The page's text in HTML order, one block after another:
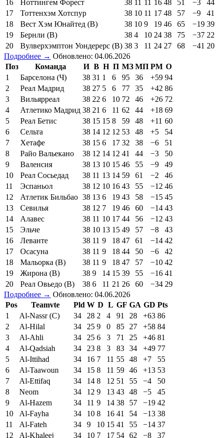
16
Ноттингем Форест 38 11 11 16 48 51 −3
44
17
Тоттенхэм Хотспур 38 10 11 17 48 57 −9
41
18
Вест Хэм Юнайтед (В) 38 10 9 19 46 65 −19 39
19
Бернли (В) 38 4 10 24 38 75 −37 22
20
Вулверхэмптон Уондерерс (В) 38 3 11 24 27 68 −41 20
Подробнее → Обновлено: 04.06.2026
Поз
Команда И В Н П МЗ МП РМ О
1
Барселона (Ч) 38 31 1 6 95 36 +59 94
2
Реал Мадрид 38 27 5 6 77 35 +42 86
3
Вильярреал 38 22 6 10 72 46 +26 72
4
Атлетико Мадрид 38 21 6 11 62 44 +18 69
5
Реал Бетис 38 15 15 8 59 48 +11 60
6
Сельта 38 14 12 12 53 48 +5
54
7
Хетафе 38 15 6 17 32 38 −6
51
8
Райо Вальекано 38 12 14 12 41 44 −3
50
9
Валенсия 38 13 10 15 46 55 −9
49
10
Реал Сосьедад 38 11 13 14 59 61 −2
46
11
Эспаньол 38 12 10 16 43 55 −12 46
12
Атлетик Бильбао 38 13 6 19 43 58 −15 45
13
Севилья 38 12 7 19 46 60 −14 43
14
Алавес 38 11 10 17 44 56 −12 43
15
Эльче 38 10 13 15 49 57 −8
43
16
Леванте 38 11 9 18 47 61 −14 42
17
Осасуна 38 11 9 18 44 50 −6
42
18
Мальорка (В) 38 11 9 18 47 57 −10 42
19
Жирона (В) 38 9 14 15 39 55 −16 41
20
Реал Овьедо (В) 38 6 11 21 26 60 −34 29
Подробнее → Обновлено: 04.06.2026
Pos
Teamvte Pld W D L GF GA GD Pts
1
Al-Nassr (C) 34 28 2 4 91 28 +63 86
2
Al-Hilal 34 25 9 0 85 27 +58 84
3
Al-Ahli 34 25 6 3 71 25 +46 81
4
Al-Qadsiah 34 23 8 3 83 34 +49 77
5
Al-Ittihad 34 16 7 11 55 48 +7
55
6
Al-Taawoun 34 15 8 11 59 46 +13 53
7
Al-Ettifaq 34 14 8 12 51 55 −4
50
8
Neom 34 12 9 13 43 48 −5
45
9
Al-Hazem 34 11 9 14 38 57 −19 42
10
Al-Fayha 34 10 8 16 41 54 −13 38
11
Al-Fateh 34 9 10 15 41 55 −14 37
12
Al-Khaleej 34 10 7 17 54 62 −8
37